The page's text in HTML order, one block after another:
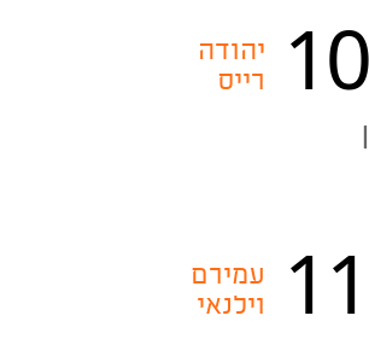
10
יהודה
רייס
11
עמירם
וילנאי